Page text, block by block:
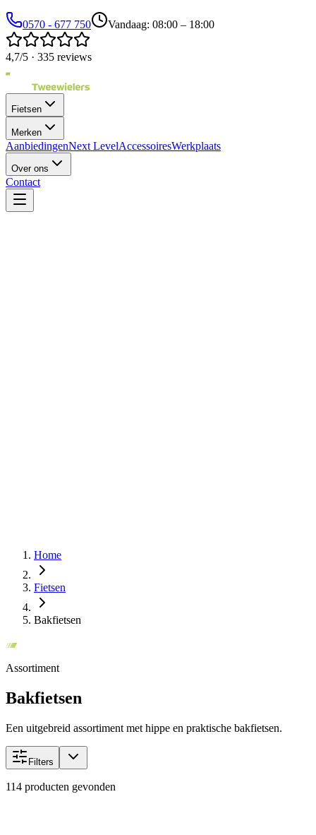
0570 - 677 750 Vandaag: 08:00 – 18:00
4,7/5 · 335 reviews
Fietsen
Merken
AanbiedingenNext LevelAccessoiresWerkplaats
Over ons
Contact
Home
Fietsen
Bakfietsen
Assortiment
Bakfietsen
Een uitgebreid assortiment met hippe en praktische bakfietsen.
Filters
114 producten gevonden